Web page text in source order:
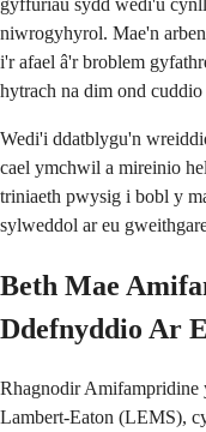
gyffuriau sydd wedi'u
niwrogyhyrol. Mae'n
i'r afael â'r broblem
hytrach na dim ond cuddio
Wedi'i ddatblygu'n
cael ymchwil a mireinio
triniaeth pwysig i bobl y
sylweddol ar eu
Beth Mae
Ddefnyddio Ar
Rhagnodir Amifampridine
Lambert-Eaton (LEMS),